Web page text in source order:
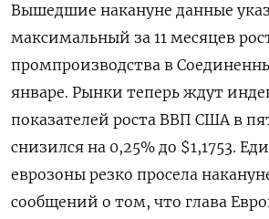
Вышедшие накануне данные
максимальный за 11 месяцев
промпроизводства в
январе. Рынки теперь ждут
показателей роста ВВП США в
снизился на 0,25% до $1,1753.
еврозоны резко просела
сообщений о том, что глава